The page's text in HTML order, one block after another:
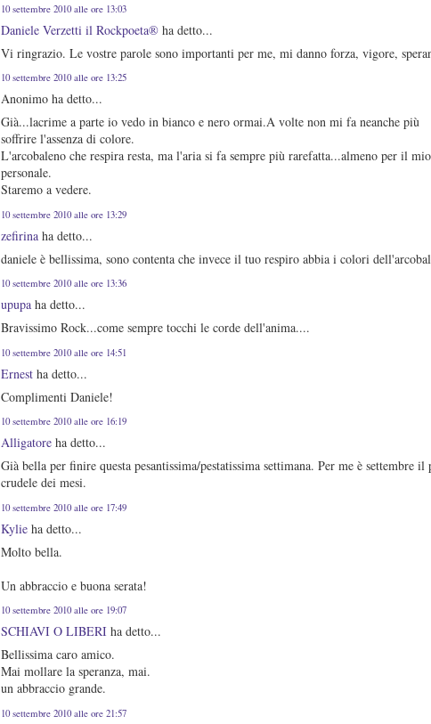
10 settembre 2010 alle ore 13:03
Daniele Verzetti il Rockpoeta® ha detto...
Vi ringrazio. Le vostre parole sono importanti per me, mi danno forza, vigore,
10 settembre 2010 alle ore 13:25
Anonimo ha detto...
Già...lacrime a parte io vedo in bianco e nero ormai.A volte non mi fa neanche più
soffrire l'assenza di colore.
L'arcobaleno che respira resta, ma l'aria si fa sempre più rarefatta...almeno per il mio
personale.
Staremo a vedere.
10 settembre 2010 alle ore 13:29
zefirina ha detto...
daniele è bellissima, sono contenta che invece il tuo respiro abbia i colori
10 settembre 2010 alle ore 13:36
upupa ha detto...
Bravissimo Rock...come sempre tocchi le corde dell'anima....
10 settembre 2010 alle ore 14:51
Ernest ha detto...
Complimenti Daniele!
10 settembre 2010 alle ore 16:19
Alligatore ha detto...
Già bella per finire questa pesantissima/pestatissima settimana. Per me è settembre il
crudele dei mesi.
10 settembre 2010 alle ore 17:49
Kylie ha detto...
Molto bella.
Un abbraccio e buona serata!
10 settembre 2010 alle ore 19:07
SCHIAVI O LIBERI ha detto...
Bellissima caro amico.
Mai mollare la speranza, mai.
un abbraccio grande.
10 settembre 2010 alle ore 21:57